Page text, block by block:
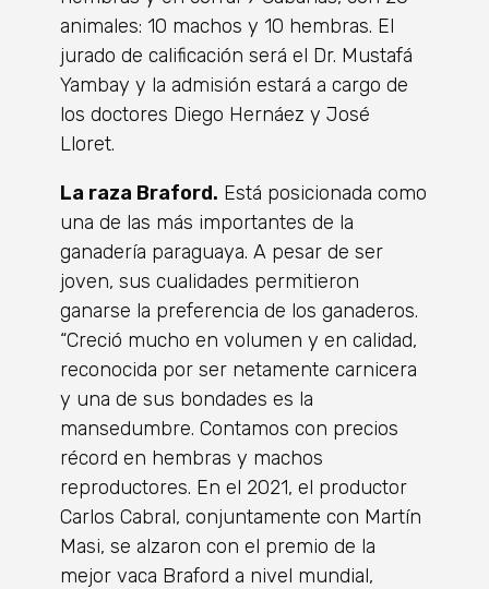
animales: 10 machos y 10 hembras. El
jurado de calificación será el Dr. Mustafá
Yambay y la admisión estará a cargo de
los doctores Diego Hernáez y José
Lloret.
La raza Braford. Está posicionada como
una de las más importantes de la
ganadería paraguaya. A pesar de ser
joven, sus cualidades permitieron
ganarse la preferencia de los ganaderos.
“Creció mucho en volumen y en calidad,
reconocida por ser netamente carnicera
y una de sus bondades es la
mansedumbre. Contamos con precios
récord en hembras y machos
reproductores. En el 2021, el productor
Carlos Cabral, conjuntamente con Martín
Masi, se alzaron con el premio de la
mejor vaca Braford a nivel mundial,